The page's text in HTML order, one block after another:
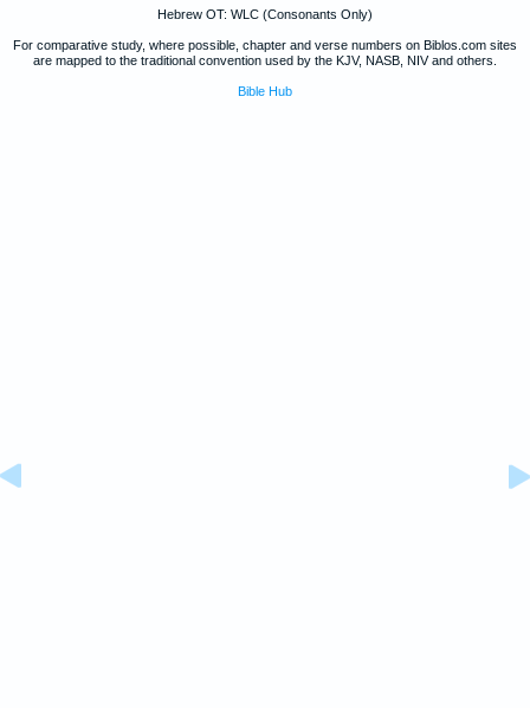
Hebrew OT: WLC (Consonants Only)
For comparative study, where possible, chapter and verse numbers on Biblos.com sites
are mapped to the traditional convention used by the KJV, NASB, NIV and others.
Bible Hub